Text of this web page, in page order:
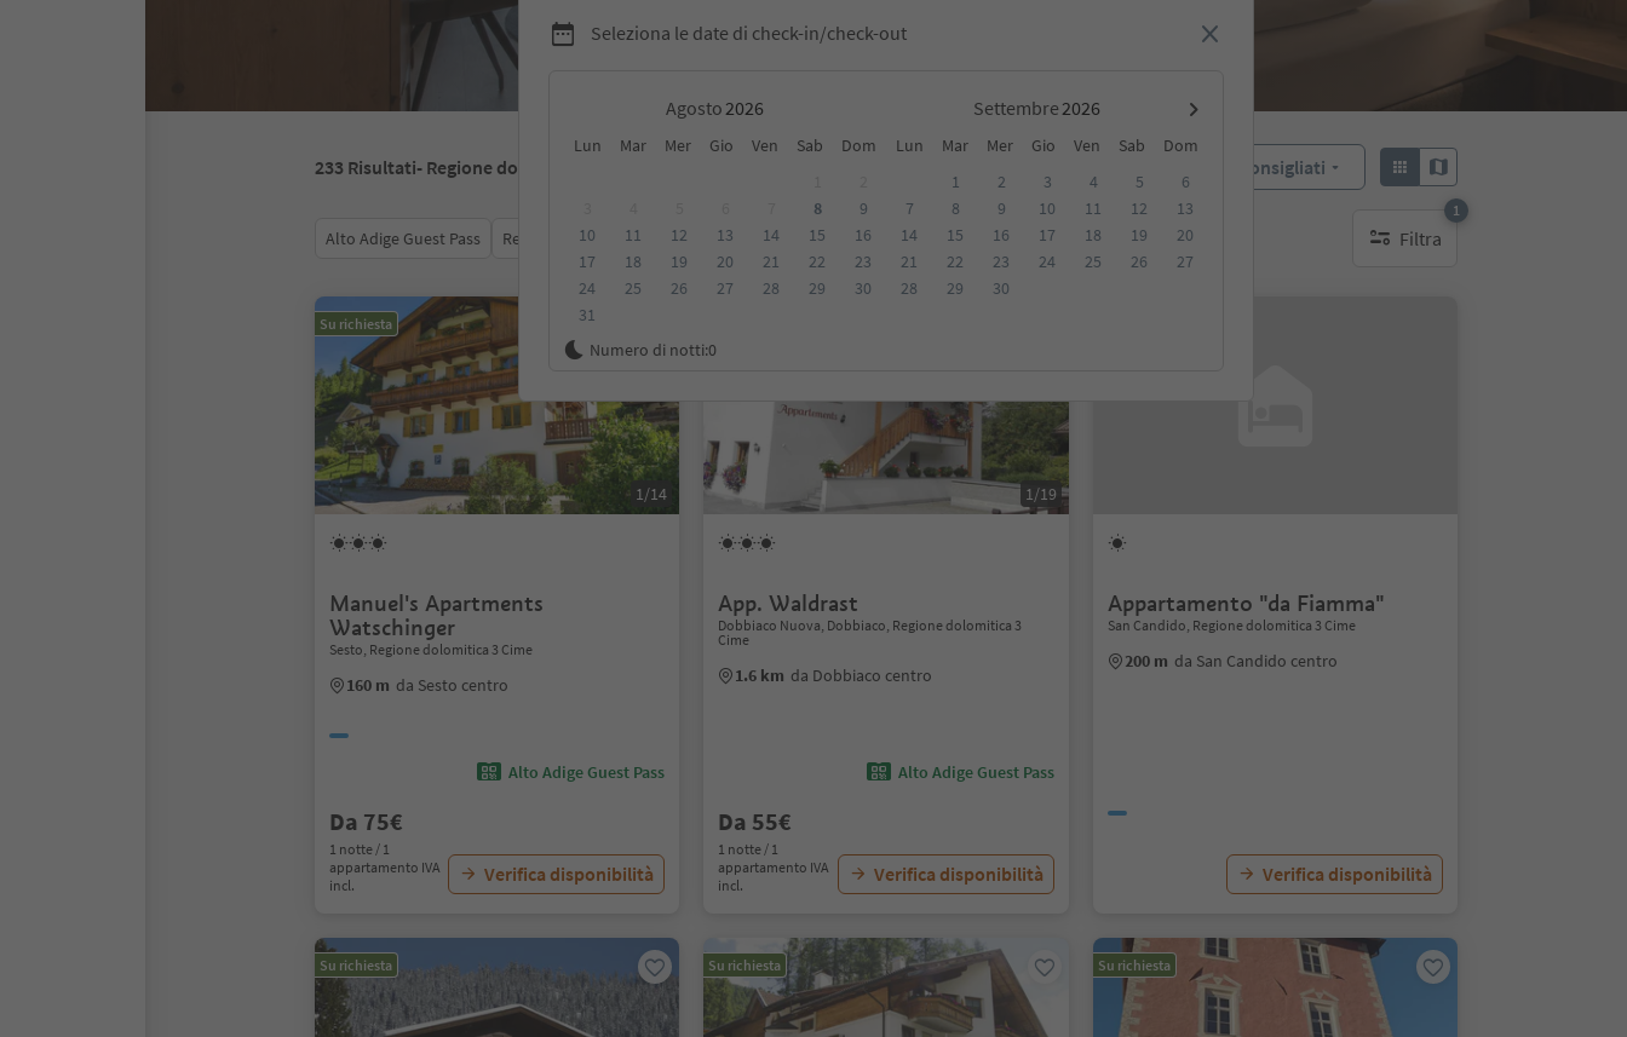
Seleziona le date di check-in/check-out
Agosto Settembre
Lun Mar Mer Gio Ven Sab Dom Lun Mar Mer Gio Ven Sab
Dom
8
9
10
11 12 13 14 15
16
17
18 19 20 21 22
23
24
25 26 27 28 29
30
31
1 2 3 4 5
6
7
8 9 10 11 12
13
14
15 16 17 18 19
20
21
22 23 24 25 26
27
28
29 30
Numero di notti:0
233 Risultati- Regione dolomitica 3 Cime Consigliati
Alto Adige Guest Pass Recensioni Categoria Trattamento Alloggi sostenibili Filtra
1
1 filtro attivo
Su richiesta
1/14
Manuel's Apartments
Watschinger
Sesto, Regione dolomitica 3 Cime
160 m da Sesto centro
Alto Adige Guest Pass
Da 75€
1 notte / 1
appartamento IVA
incl.
Verifica disponibilità
1/19
App. Waldrast
Dobbiaco Nuova, Dobbiaco, Regione dolomitica 3
Cime
1.6 km da Dobbiaco centro
Alto Adige Guest Pass
Da 55€
1 notte / 1
appartamento IVA
incl.
Verifica disponibilità
Appartamento "da Fiamma"
San Candido, Regione dolomitica 3 Cime
200 m da San Candido centro
Verifica disponibilità
Su richiesta Su richiesta Su richiesta